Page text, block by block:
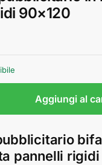
90×120
Aggiungi al
pannelli rigidi